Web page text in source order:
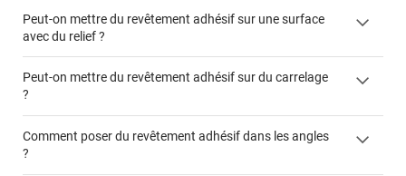
colle
Peut-on mettre du revêtement adhésif sur une surface
avec du relief ?
Peut-on mettre du revêtement adhésif sur du carrelage
?
Comment poser du revêtement adhésif dans les angles
?